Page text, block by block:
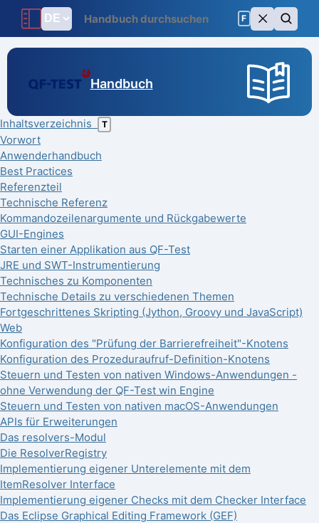
F
Handbuch
Inhaltsverzeichnis T
Vorwort
Anwenderhandbuch
Best Practices
Referenzteil
Technische Referenz
Kommandozeilenargumente und Rückgabewerte
GUI-Engines
Starten einer Applikation aus QF-Test
JRE und SWT-Instrumentierung
Technisches zu Komponenten
Technische Details zu verschiedenen Themen
Fortgeschrittenes Skripting (Jython, Groovy und JavaScript)
Web
Konfiguration des "Prüfung der Barrierefreiheit"-Knotens
Konfiguration des Prozeduraufruf-Definition-Knotens
Steuern und Testen von nativen Windows-Anwendungen -
ohne Verwendung der QF-Test win Engine
Steuern und Testen von nativen macOS-Anwendungen
APIs für Erweiterungen
Das resolvers-Modul
Die ResolverRegistry
Implementierung eigener Unterelemente mit dem
ItemResolver Interface
Implementierung eigener Checks mit dem Checker Interface
Das Eclipse Graphical Editing Framework (GEF)